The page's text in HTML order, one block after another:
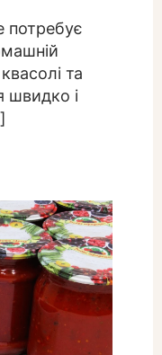
потребує
та
швидко і